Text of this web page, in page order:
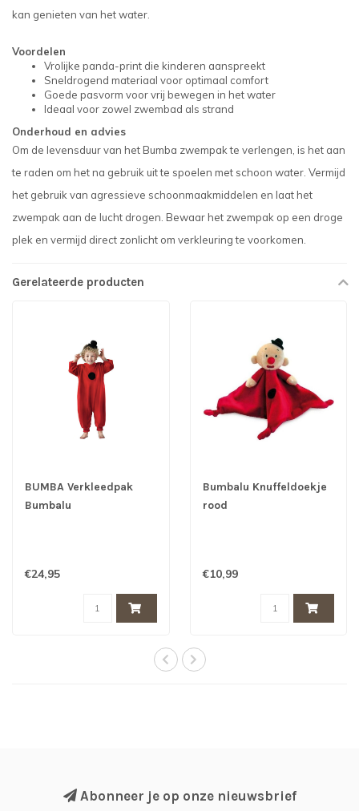
kan genieten van het water.
Voordelen
Vrolijke panda-print die kinderen aanspreekt
Sneldrogend materiaal voor optimaal comfort
Goede pasvorm voor vrij bewegen in het water
Ideaal voor zowel zwembad als strand
Onderhoud en advies
Om de levensduur van het Bumba zwempak te verlengen, is het aan
te raden om het na gebruik uit te spoelen met schoon water. Vermijd
het gebruik van agressieve schoonmaakmiddelen en laat het
zwempak aan de lucht drogen. Bewaar het zwempak op een droge
plek en vermijd direct zonlicht om verkleuring te voorkomen.
Gerelateerde producten
BUMBA Verkleedpak
Bumbalu
€24,95
Bumbalu Knuffeldoekje
rood
€10,99
Abonneer je op onze nieuwsbrief